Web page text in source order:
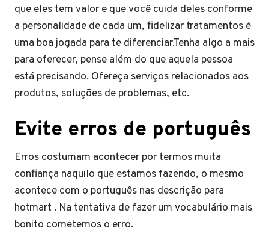
que eles tem valor e que você cuida deles conforme
a personalidade de cada um, fidelizar tratamentos é
uma boa jogada para te diferenciar.Tenha algo a mais
para oferecer, pense além do que aquela pessoa
está precisando. Ofereça serviços relacionados aos
produtos, soluções de problemas, etc.
Evite erros de português
Erros costumam acontecer por termos muita
confiança naquilo que estamos fazendo, o mesmo
acontece com o português nas descrição para
hotmart . Na tentativa de fazer um vocabulário mais
bonito cometemos o erro.